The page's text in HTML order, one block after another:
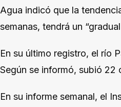
Agua indicó que la
semanas, tendrá un
En su último registro, el río
Según se informó, subió 22
En su informe semanal, el